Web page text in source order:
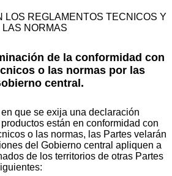
LOS REGLAMENTOS TECNICOS Y
LAS NORMAS
de la conformidad con
o las normas por las
central.
que se exija una declaración
están en conformidad con
o las normas, las Partes velarán
del Gobierno central apliquen a
de los territorios de otras Partes